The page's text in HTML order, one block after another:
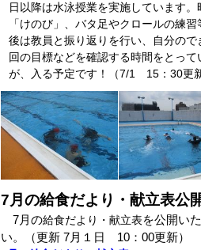
日以降は水泳授業を実施しています
「けのび」、バタ足やクロールの練
後は教員と振り返りを行い、自分の
回の目標などを確認する時間をとっ
が、入る予定です！（7/1 15：30更新
7月の給食だより・献立表公
7月の給食だより・献立表を公開い
い。（更新 7月１日 10：00更新）